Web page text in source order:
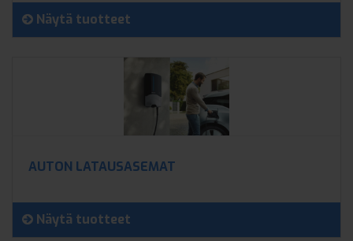
Näytä tuotteet
AUTON LATAUSASEMAT
Näytä tuotteet